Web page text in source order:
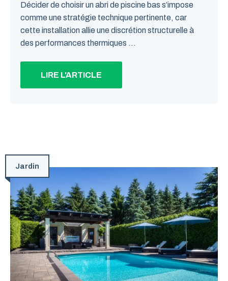
Décider de choisir un abri de piscine bas s’impose
comme une stratégie technique pertinente, car
cette installation allie une discrétion structurelle à
des performances thermiques ...
LIRE L'ARTICLE
Jardin